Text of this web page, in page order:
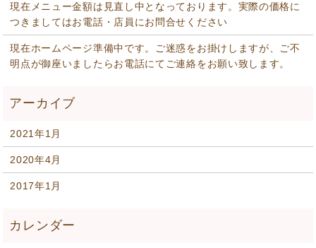
現在メニュー金額は見直し中となっております。実際の価格に
つきましてはお電話・店員にお問合せください
現在ホームページ準備中です。ご迷惑をお掛けしますが、ご不
明点が御座いましたらお電話にてご連絡をお願い致します。
2021年1月
2020年4月
2017年1月